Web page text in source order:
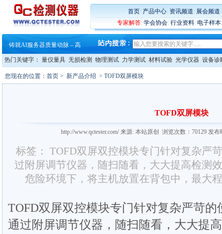
首页: 产品中心: 资讯频道: 展会频道
专家解答: 学会协会: 行业资料: 电子样本
蔡司和亿纬锂能达成战略合作
大牌云集 买家升级 ——26
蔡司软件 | 高效变形分析能
·铸就AI服务器质量动脉 – 高
·铸就AI服务器质量动脉 – 高
·ZEISS BOSELLO ADR 让内部缺
·蔡司和亿纬锂能达成战略合作
热门关键字： 量仪量具 无损检测 物理测试 力学测试 材料试验 光学仪器 设备诊
您现在的位置： 首页 > 新产品介绍 > TOFD双屏模块
TOFD双屏模块
http://www.qctester.com/ 来源: 本站原创 浏览次数：70129 发
标签： TOFD双屏双控模块专门针对复杂严
过附屏调节仪器，随扫随看，大大提高检测
危险环境下，将主机放置在背包中，最大
TOFD双屏双控模块专门针对复杂严苛
通过附屏调节仪器，随扫随看，大大提